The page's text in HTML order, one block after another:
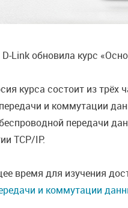
Link обновила курс
курса состоит из трёх
и коммутации
передачи
TCP/IP.
время для изучения
и коммутации